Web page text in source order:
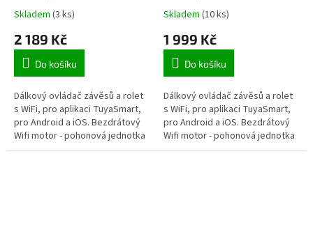
ovládání závěsů a rolet,
pro aplikaci TuyaSmart,
navíc 15 kanálové dálkové
ovládání
Skladem (3 ks)
2 189 Kč
Do košíku
Dálkový ovládač závěsů a rolet
s WiFi, pro aplikaci TuyaSmart,
pro Android a iOS. Bezdrátový
Wifi motor - pohonová jednotka
pro dálkové ovládání závěsů a
ovládání závěsů a rolet,
pro aplikaci TuyaSmart,
navíc 1 kanálové dálkové
ovládání
Skladem (10 ks)
1 999 Kč
Do košíku
Dálkový ovládač závěsů a rolet
s WiFi, pro aplikaci TuyaSmart,
pro Android a iOS. Bezdrátový
Wifi motor - pohonová jednotka
pro dálkové ovládání závěsů a